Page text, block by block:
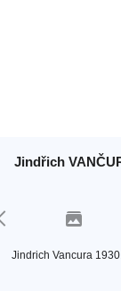
Jindřich
Jindrich Vancura